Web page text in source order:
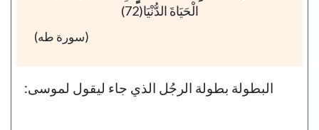
الْحَيَاةَ الدُّنْيَا(72)
(سورة طه)
البطولة بطولة الرجُل الذي جاء ليقول لموسى: